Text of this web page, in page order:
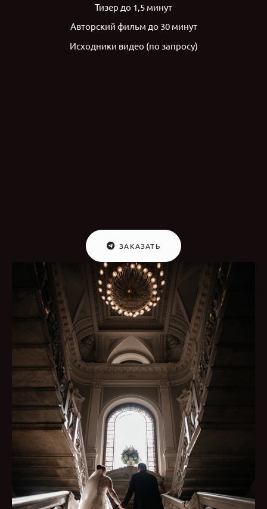
Тизер до 1,5 минут
Авторский фильм до 30 минут
Исходники видео (по запросу)
ЗАКАЗАТЬ